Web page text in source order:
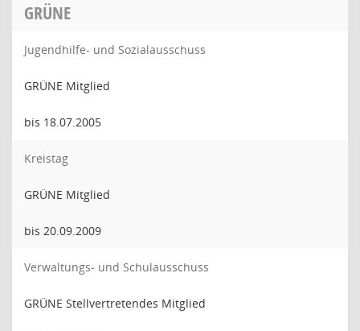
GRÜNE
Jugendhilfe- und Sozialausschuss
GRÜNE Mitglied
bis 18.07.2005
Kreistag
GRÜNE Mitglied
bis 20.09.2009
Verwaltungs- und Schulausschuss
GRÜNE Stellvertretendes Mitglied